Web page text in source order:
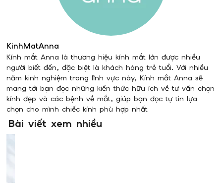
KinhMatAnna
Kính mắt Anna là thương hiệu kính mắt lớn được nhiều
người biết đến, đặc biệt là khách hàng trẻ tuổi. Với nhiều
năm kinh nghiệm trong lĩnh vực này, Kính mắt Anna sẽ
mang tới bạn đọc những kiến thức hữu ích về tư vấn chọn
kính đẹp và các bệnh về mắt, giúp bạn đọc tự tin lựa
chọn cho mình chiếc kính phù hợp nhất
Bài viết xem nhiều